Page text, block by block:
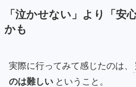
「泣かせない」より「安
かも
実際に行ってみて感じたのは、
のは難しい ということ。